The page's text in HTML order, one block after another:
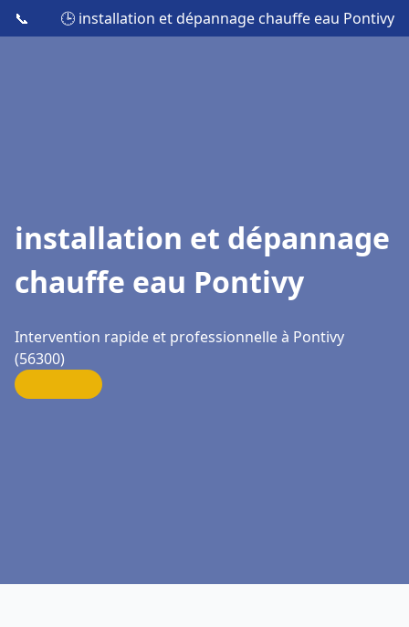
📞 🕒 installation et dépannage chauffe eau Pontivy
installation et dépannage
chauffe eau Pontivy
Intervention rapide et professionnelle à Pontivy
(56300)